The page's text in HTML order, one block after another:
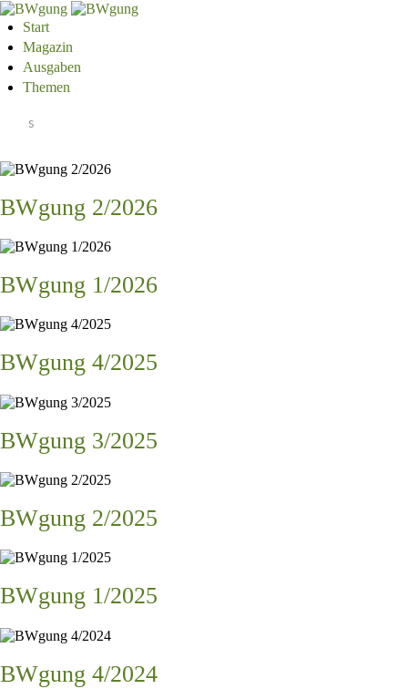
Start
Magazin
Ausgaben
Themen
BWgung 2/2026
BWgung 1/2026
BWgung 4/2025
BWgung 3/2025
BWgung 2/2025
BWgung 1/2025
BWgung 4/2024